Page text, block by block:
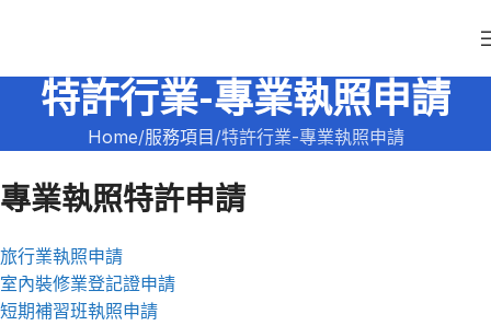
特許行業-專業執照申請
Home 服務項目 特許行業-專業執照申請
專業執照特許申請
旅行業執照申請
室內裝修業登記證申請
短期補習班執照申請